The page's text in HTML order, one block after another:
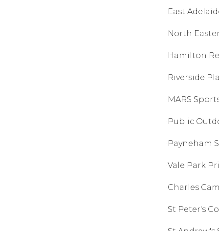
·East
·North
·Hamilton
·Riverside
·MARS
·Public
·Payneham
·Vale Park
·Charles
·St Peter's